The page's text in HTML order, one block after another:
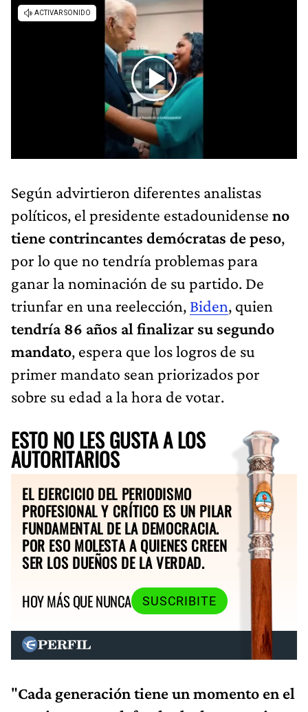
Según advirtieron diferentes analistas
políticos, el presidente estadounidense no
tiene contrincantes demócratas de peso,
por lo que no tendría problemas para
ganar la nominación de su partido. De
triunfar en una reelección, Biden, quien
tendría 86 años al finalizar su segundo
mandato, espera que los logros de su
primer mandato sean priorizados por
sobre su edad a la hora de votar.
ESTO NO LES GUSTA A LOS
AUTORITARIOS
EL EJERCICIO DEL PERIODISMO
PROFESIONAL Y CRÍTICO ES UN PILAR
FUNDAMENTAL DE LA DEMOCRACIA.
POR ESO MOLESTA A QUIENES CREEN
SER LOS DUEÑOS DE LA VERDAD.
HOY MÁS QUE NUNCA
SUSCRIBITE
"Cada generación tiene un momento en el